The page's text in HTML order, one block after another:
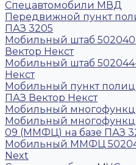
Спецавтомобили МВД
Передвижной пункт
ПАЗ 3205
Мобильный штаб
Вектор Некст
Мобильный штаб
Некст
Мобильный пункт
ПАЗ Вектор Некст
Мобильный
Мобильный
09 (ММФЦ) на базе ПАЗ
Мобильный ММФЦ
Next